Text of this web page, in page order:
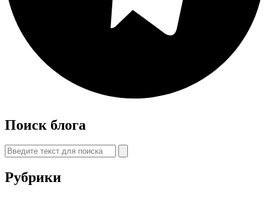
Поиск блога
Рубрики